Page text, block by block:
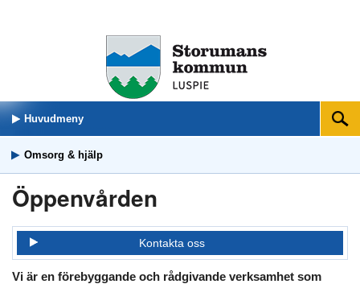
Huvudmeny Sök
Omsorg & hjälp
Öppenvården
Kontakta oss
Vi är en förebyggande och rådgivande verksamhet som